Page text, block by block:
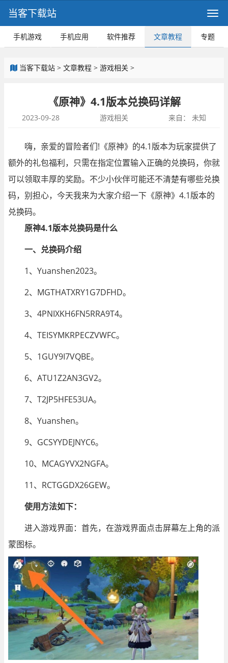
当客下载站
手机游戏 手机应用 软件推荐 文章教程 专题
当客下载站 > 文章教程 > 游戏相关 >
《原神》4.1版本兑换码详解
2023-09-28 游戏相关 来自： 未知
嗨，亲爱的冒险者们!《原神》的4.1版本为玩家提供了
额外的礼包福利，只需在指定位置输入正确的兑换码，你就
可以领取丰厚的奖励。不少小伙伴可能还不清楚有哪些兑换
码，别担心，今天我来为大家介绍一下《原神》4.1版本的
兑换码。
原神4.1版本兑换码是什么
一、兑换码介绍
1、Yuanshen2023。
2、MGTHATXRY1G7DFHD。
3、4PNIXKH6FN5RRA9T4。
4、TEISYMKRPECZVWFC。
5、1GUY9I7VQBE。
6、ATU1Z2AN3GV2。
7、T2JP5HFE53UA。
8、Yuanshen。
9、GCSYYDEJNYC6。
10、MCAGYVX2NGFA。
11、RCTGGDX26GEW。
使用方法如下：
进入游戏界面：首先，在游戏界面点击屏幕左上角的派
蒙图标。